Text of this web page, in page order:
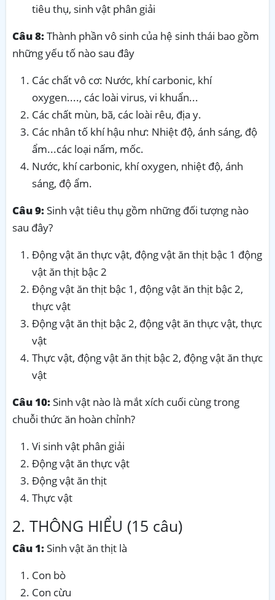
tiêu thụ, sinh vật phân giải
Câu 8:Thành phần vô sinh của hệ sinh thái bao gồm
những yếu tố nào sau đây
Các chất vô cơ: Nước, khí carbonic, khí
oxygen...., các loài virus, vi khuẩn...
Các chất mùn, bã, các loài rêu, địa y.
Các nhân tố khí hậu như: Nhiệt độ, ánh sáng, độ
ẩm...các loại nấm, mốc.
Nước, khí carbonic, khí oxygen, nhiệt độ, ánh
sáng, độ ẩm.
Câu 9:Sinh vật tiêu thụ gồm những đối tượng nào
sau đây?
Động vật ăn thực vật, động vật ăn thịt bậc 1 động
vật ăn thịt bậc 2
Động vật ăn thịt bậc 1, động vật ăn thịt bậc 2,
thực vật
Động vật ăn thịt bậc 2, động vật ăn thực vật, thực
vật
Thực vật, động vật ăn thịt bậc 2, động vật ăn thực
vật
Câu 10:Sinh vật nào là mắt xích cuối cùng trong
chuỗi thức ăn hoàn chỉnh?
Vi sinh vật phân giải
Động vật ăn thực vật
Động vật ăn thịt
Thực vật
2. THÔNG HIỂU (15 câu)
Câu 1:Sinh vật ăn thịt là
Con bò
Con cừu